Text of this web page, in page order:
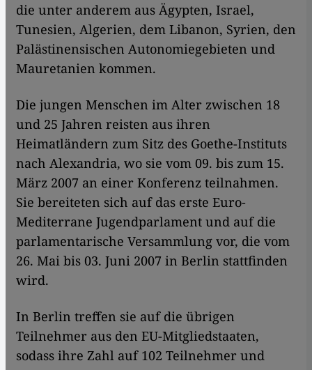
die unter anderem aus Ägypten, Israel,
Tunesien, Algerien, dem Libanon, Syrien, den
Palästinensischen Autonomiegebieten und
Mauretanien kommen.
Die jungen Menschen im Alter zwischen 18
und 25 Jahren reisten aus ihren
Heimatländern zum Sitz des Goethe-Instituts
nach Alexandria, wo sie vom 09. bis zum 15.
März 2007 an einer Konferenz teilnahmen.
Sie bereiteten sich auf das erste Euro-
Mediterrane Jugendparlament und auf die
parlamentarische Versammlung vor, die vom
26. Mai bis 03. Juni 2007 in Berlin stattfinden
wird.
In Berlin treffen sie auf die übrigen
Teilnehmer aus den EU-Mitgliedstaaten,
sodass ihre Zahl auf 102 Teilnehmer und